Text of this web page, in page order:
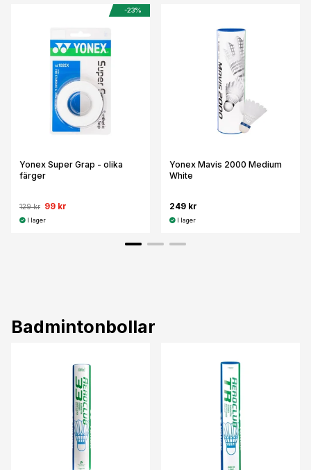
-23%
Yonex Super Grap - olika
färger
129 kr 99 kr
I lager
Yonex Mavis 2000 Medium
White
249 kr
I lager
Badmintonbollar